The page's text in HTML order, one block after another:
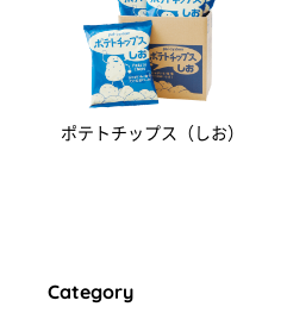
ポテトチップス（しお）
Category